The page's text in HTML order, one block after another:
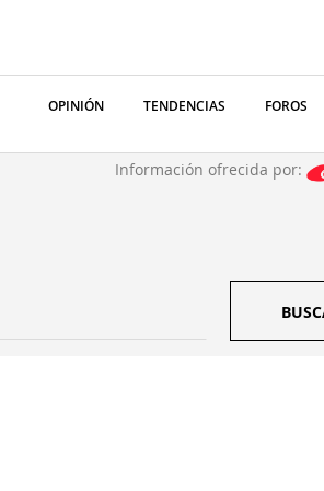
OPINIÓN TENDENCIAS FOROS
Información ofrecida por: